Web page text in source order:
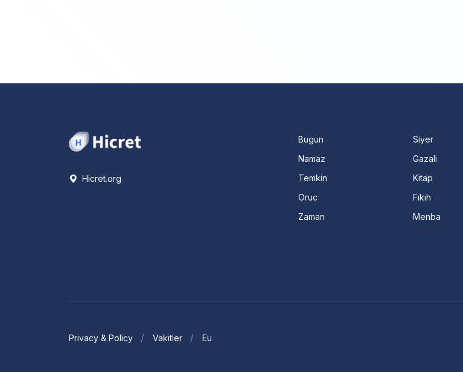
Hicret.org
Bugun
Namaz
Temkin
Oruc
Zaman
Siyer
Gazali
Kitap
Fıkıh
Menba
Privacy & Policy Vakitler Eu